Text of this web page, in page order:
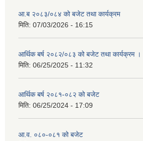
आ.ब २०८३/०८४ को बजेट तथा कार्यक्रम
मिति: 07/03/2026 - 16:15
आर्थिक बर्ष २०८२/०८३ को बजेट तथा कार्यक्रम ।
मिति: 06/25/2025 - 11:32
आर्थिक बर्ष २०८१-०८२ को बजेट
मिति: 06/25/2024 - 17:09
आ.व. ०८०-०८१ को बजेट